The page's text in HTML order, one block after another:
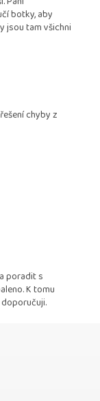
botky, aby
jsou tam všichni
chyby z
poradit s
K tomu